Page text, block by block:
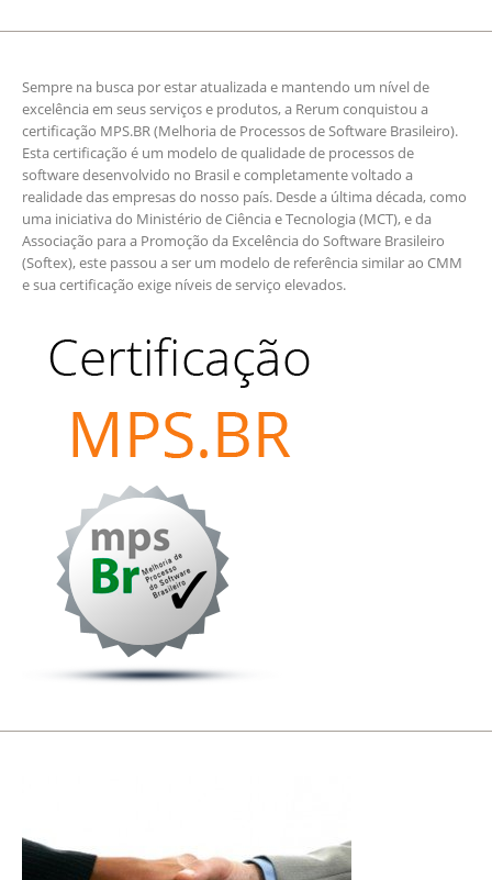
Sempre na busca por estar atualizada e mantendo um nível de
excelência em seus serviços e produtos, a Rerum conquistou a
certificação MPS.BR (Melhoria de Processos de Software Brasileiro).
Esta certificação é um modelo de qualidade de processos de
software desenvolvido no Brasil e completamente voltado a
realidade das empresas do nosso país. Desde a última década, como
uma iniciativa do Ministério de Ciência e Tecnologia (MCT), e da
Associação para a Promoção da Excelência do Software Brasileiro
(Softex), este passou a ser um modelo de referência similar ao CMM
e sua certificação exige níveis de serviço elevados.